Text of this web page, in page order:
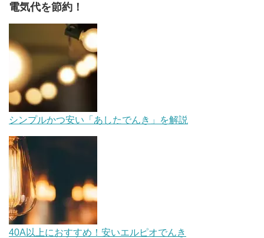
電気代を節約！
シンプルかつ安い「あしたでんき」を解説
40A以上におすすめ！安いエルピオでんき